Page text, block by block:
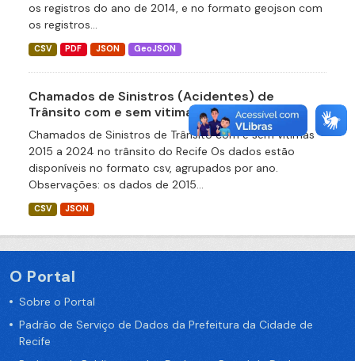
os registros do ano de 2014, e no formato geojson com
os registros...
CSV PDF JSON GeoJSON
Chamados de Sinistros (Acidentes) de
Trânsito com e sem vitimas 2015 a 2024
Chamados de Sinistros de Trânsito com e sem vitimas
2015 a 2024 no trânsito do Recife Os dados estão
disponíveis no formato csv, agrupados por ano.
Observações: os dados de 2015...
CSV JSON
O Portal
Sobre o Portal
Padrão de Serviço de Dados da Prefeitura da Cidade de
Recife